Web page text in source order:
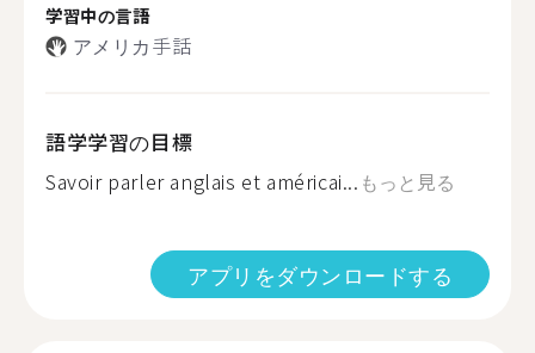
学習中の言語
アメリカ手話
語学学習の目標
Savoir parler anglais et américai... もっと見る
アプリをダウンロードする